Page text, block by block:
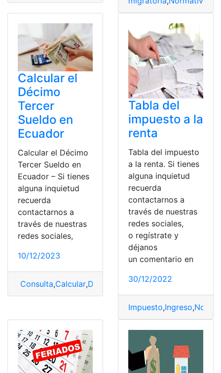
Calcular el
Décimo
Tercer
Sueldo en
Ecuador
Calcular el Décimo
Tercer Sueldo en
Ecuador – Si tienes
alguna inquietud
recuerda
contactarnos a
través de nuestras
redes sociales,
10/12/2023
Consulta,Calcular,Décimo tercer sueldo,Normativas
Tabla del
impuesto a la
renta
Tabla del impuesto
a la renta. Si tienes
alguna inquietud
recuerda
contactarnos a
través de nuestras
redes sociales,
o regístrate y
déjanos
un comentario en
30/12/2022
Impuesto,Ingreso,